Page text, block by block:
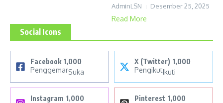
AdminLSN Desember 25, 2025
Read More
Social Icons
Facebook 1,000
PenggemarSuka
X (Twitter) 1,000
PengikutIkuti
Instagram 1,000
Pinterest 1,000